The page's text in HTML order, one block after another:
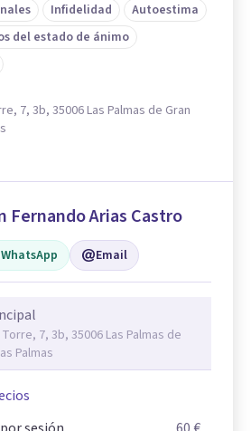
Infidelidad
Autoestima
del estado de ánimo
7, 3b, 35006 Las Palmas de Gran
Fernando Arias Castro
WhatsApp Email
7, 3b, 35006 Las Palmas de
Palmas